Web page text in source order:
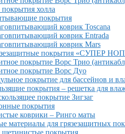
холла
покрытия
коврик Toscana
коврик Entrada
коврик Mars
покрытия «СУПЕР
покрытие Ворс Трио
покрытие Ворс Дуо
покрытие для бассейнов и
покрытия – решетка для
покрытие Зигзаг
покрытия
коврики – Ринго маты
материалы для грязезащитных
щетинистые покрытия